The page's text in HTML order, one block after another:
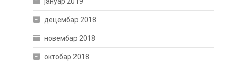
децембар 2018
новембар 2018
октобар 2018